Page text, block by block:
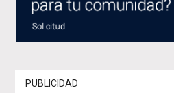
PUBLICIDAD